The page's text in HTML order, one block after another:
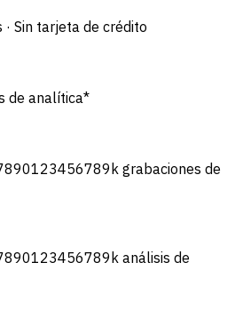
Sin tarjeta de crédito
de analítica*
890123456789 k grabaciones de
890123456789 k análisis de